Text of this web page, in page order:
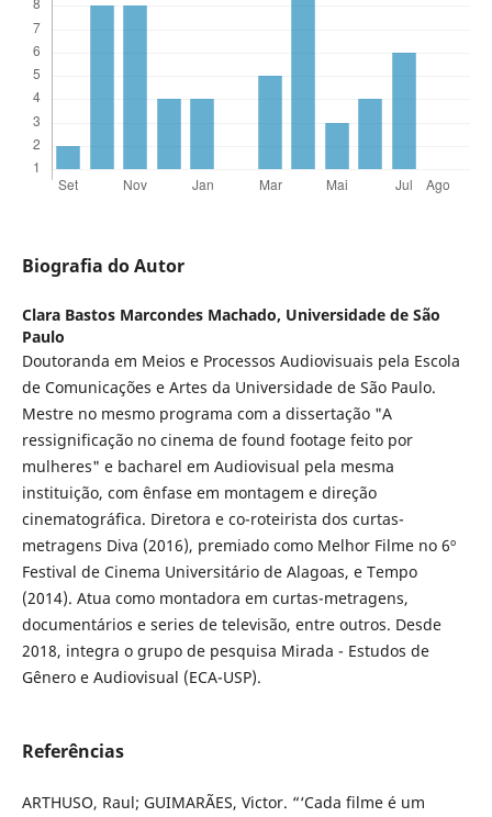
Biografia do Autor
Clara Bastos Marcondes Machado, Universidade de São
Paulo
Doutoranda em Meios e Processos Audiovisuais pela Escola
de Comunicações e Artes da Universidade de São Paulo.
Mestre no mesmo programa com a dissertação "A
ressignificação no cinema de found footage feito por
mulheres" e bacharel em Audiovisual pela mesma
instituição, com ênfase em montagem e direção
cinematográfica. Diretora e co-roteirista dos curtas-
metragens Diva (2016), premiado como Melhor Filme no 6º
Festival de Cinema Universitário de Alagoas, e Tempo
(2014). Atua como montadora em curtas-metragens,
documentários e series de televisão, entre outros. Desde
2018, integra o grupo de pesquisa Mirada - Estudos de
Gênero e Audiovisual (ECA-USP).
Referências
ARTHUSO, Raul; GUIMARÃES, Victor. “‘Cada filme é um